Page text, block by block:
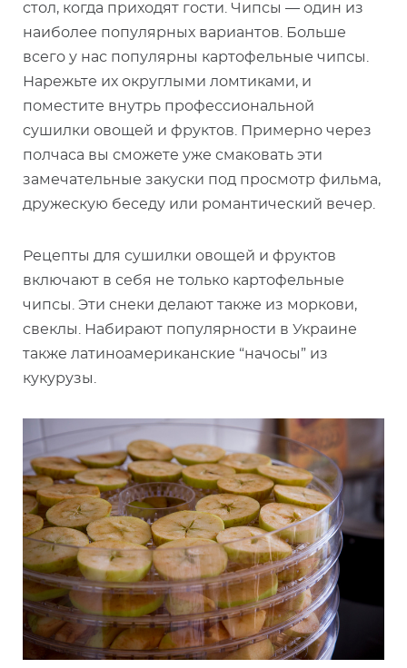
стол, когда приходят гости. Чипсы — один из
наиболее популярных вариантов. Больше
всего у нас популярны картофельные чипсы.
Нарежьте их округлыми ломтиками, и
поместите внутрь профессиональной
сушилки овощей и фруктов. Примерно через
полчаса вы сможете уже смаковать эти
замечательные закуски под просмотр фильма,
дружескую беседу или романтический вечер.
Рецепты для сушилки овощей и фруктов
включают в себя не только картофельные
чипсы. Эти снеки делают также из моркови,
свеклы. Набирают популярности в Украине
также латиноамериканские “начосы” из
кукурузы.